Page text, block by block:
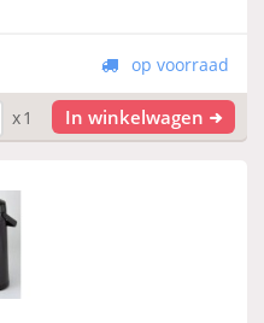
op voorraad
x1 In winkelwagen